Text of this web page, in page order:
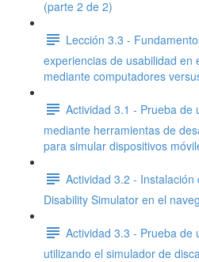
(parte 2 de 2)
Lección 3.3 -
experiencias de usabilidad en
mediante computadores
Actividad 3.1 - Prueba de
mediante herramientas de
para simular dispositivos
Actividad 3.2 -
Disability Simulator en el
Actividad 3.3 - Prueba de
utilizando el simulador de